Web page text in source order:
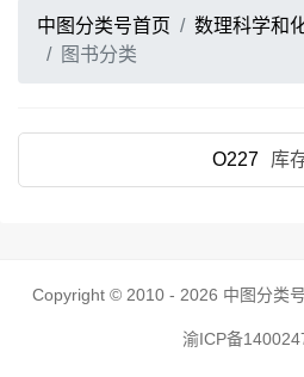
中图分类号首页 数理科学和
图书分类
O227 库
Copyright © 2010 - 2026 中图分类
渝ICP备